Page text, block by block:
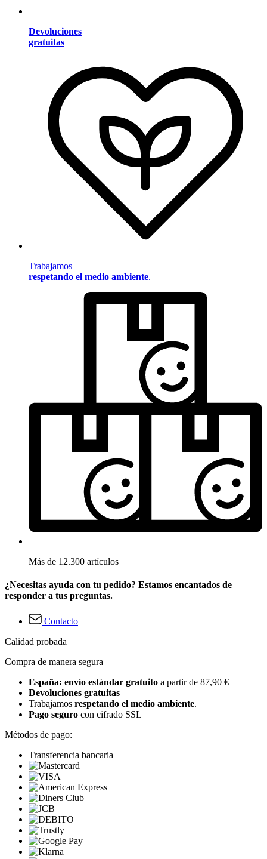
Devoluciones
gratuitas
Trabajamos
respetando el medio ambiente.
Más de 12.300 artículos
¿Necesitas ayuda con tu pedido? Estamos encantados de
responder a tus preguntas.
Contacto
Calidad probada
Compra de manera segura
España: envío estándar gratuito a partir de 87,90 €
Devoluciones gratuitas
Trabajamos respetando el medio ambiente.
Pago seguro con cifrado SSL
Métodos de pago:
Transferencia bancaria